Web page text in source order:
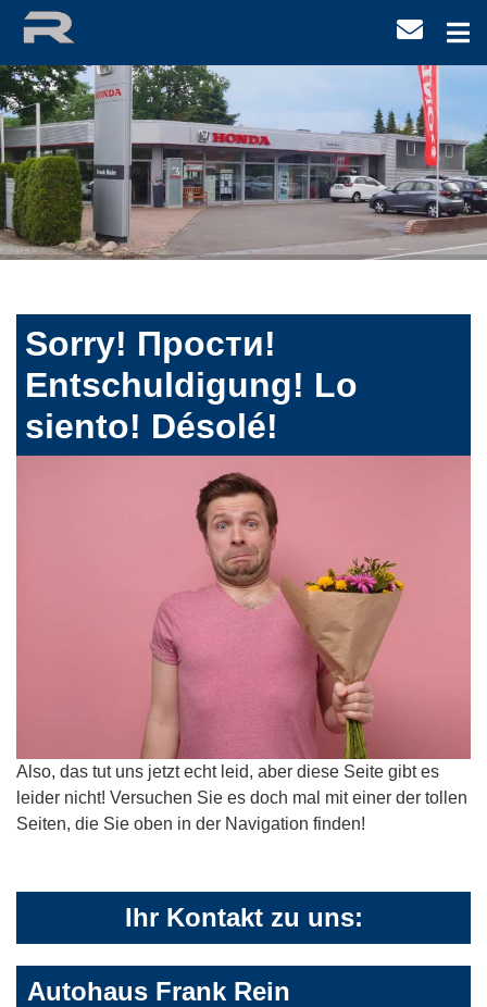
Sorry! Прости!
Entschuldigung! Lo
siento! Désolé!
Also, das tut uns jetzt echt leid, aber diese Seite gibt es
leider nicht! Versuchen Sie es doch mal mit einer der tollen
Seiten, die Sie oben in der Navigation finden!
Ihr Kontakt zu uns:
Autohaus Frank Rein